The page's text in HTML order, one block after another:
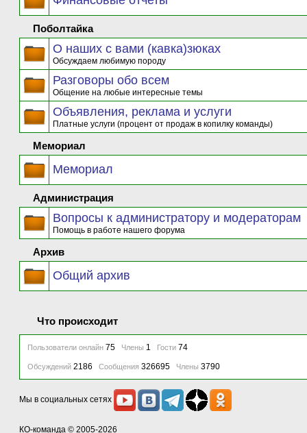
Поболтайка
О наших с вами (кавка)зюках
Обсуждаем любимую породу
Разговоры обо всем
Общение на любые интересные темы
Объявления, реклама и услуги
Платные услуги (процент от продаж в копилку команды)
Мемориал
Мемориал
Администрация
Вопросы к администратору и модераторам
Помощь в работе нашего форума
Архив
Общий архив
Что происходит
Пользователи онлайн 75 Члены 1 Гости 74
Обсуждений 2186 Сообщения 326695 Члены 3790
Мы в социальных сетях
КО-команда © 2005-2026